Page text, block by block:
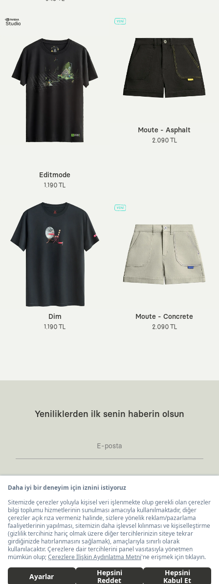
1.900 TL Sepete Ekle
Editmode
1.190 TL
Moute - Asphalt
2.090 TL
Dim
1.190 TL
Moute - Concrete
2.090 TL
İş Birlikleri
KAFT x IBANEZ KAFT x FUJIFILM
KAFT x BLENDER KAFT x NVIDIA
KAFT x FENDER
KAFT Dünyası
Sürdürülebilirlik
Yeniliklerden ilk senin haberin olsun
Kaft Tasarım Tekstil Sanayi ve Ticaret Anonim
Şirketi tarafından kampanya ve tanıtımlara ilişkin
buradabelirtilen izni veriyorum.
Ticari Elektronik İleti Aydınlatma Metni’neburadan
ulaşabilirsiniz.